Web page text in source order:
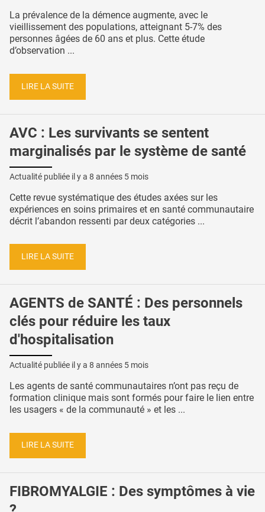
La prévalence de la démence augmente, avec le
vieillissement des populations, atteignant 5-7% des
personnes âgées de 60 ans et plus. Cette étude
d’observation ...
LIRE LA SUITE
AVC : Les survivants se sentent
marginalisés par le système de santé
Actualité publiée il y a 8 années 5 mois
Cette revue systématique des études axées sur les
expériences en soins primaires et en santé communautaire
décrit l’abandon ressenti par deux catégories ...
LIRE LA SUITE
AGENTS de SANTÉ : Des personnels
clés pour réduire les taux
d'hospitalisation
Actualité publiée il y a 8 années 5 mois
Les agents de santé communautaires n’ont pas reçu de
formation clinique mais sont formés pour faire le lien entre
les usagers « de la communauté » et les ...
LIRE LA SUITE
FIBROMYALGIE : Des symptômes à vie